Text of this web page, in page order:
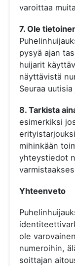
varoittaa
7. Ole
pysyä ajan
huijarit
näyttävistä
Seuraa
8. Tarkista
esimerkiksi
mihinkään
yhteystiedot
Yhteenveto
ole
numeroihin,
soittajan